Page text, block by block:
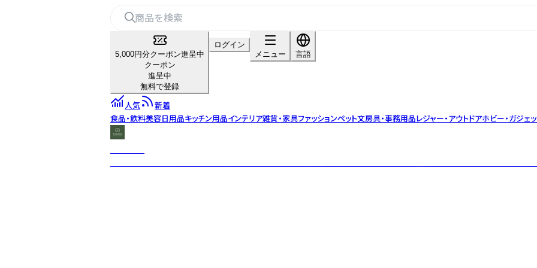
5,000円分クーポン進呈中
クーポン
進呈中
無料で登録
ログイン
メニュー
言語
人気
新着
食品・飲料美容日用品キッチン用品インテリア雑貨・家具ファッションペット文房具・事務用品レジャー・アウトドアホビー・ガジェ